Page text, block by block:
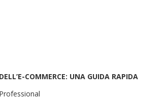
COMMERCE: UNA GUIDA RAPIDA